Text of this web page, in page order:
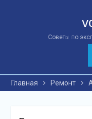
Советы по
Главная Ремонт